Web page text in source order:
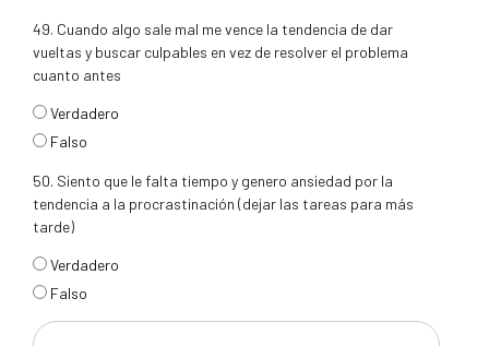
49. Cuando algo sale mal me vence la tendencia de dar
vueltas y buscar culpables en vez de resolver el problema
cuanto antes
respuesta49
Verdadero
Falso
50. Siento que le falta tiempo y genero ansiedad por la
tendencia a la procrastinación (dejar las tareas para más
tarde)
respuesta50
Verdadero
Falso